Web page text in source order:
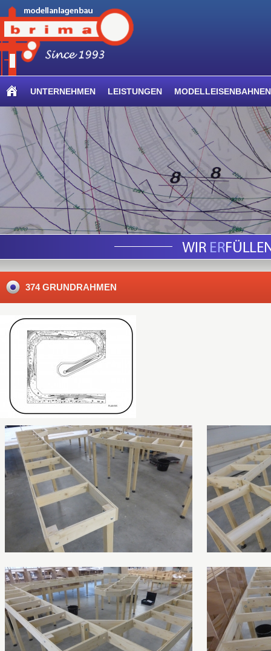
UNTERNEHMEN LEISTUNGEN MODELLEISENBAHNEN
374 GRUNDRAHMEN